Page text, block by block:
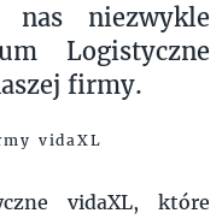
niezwykle
Logistyczne
firmy.
vidaXL
vidaXL, które